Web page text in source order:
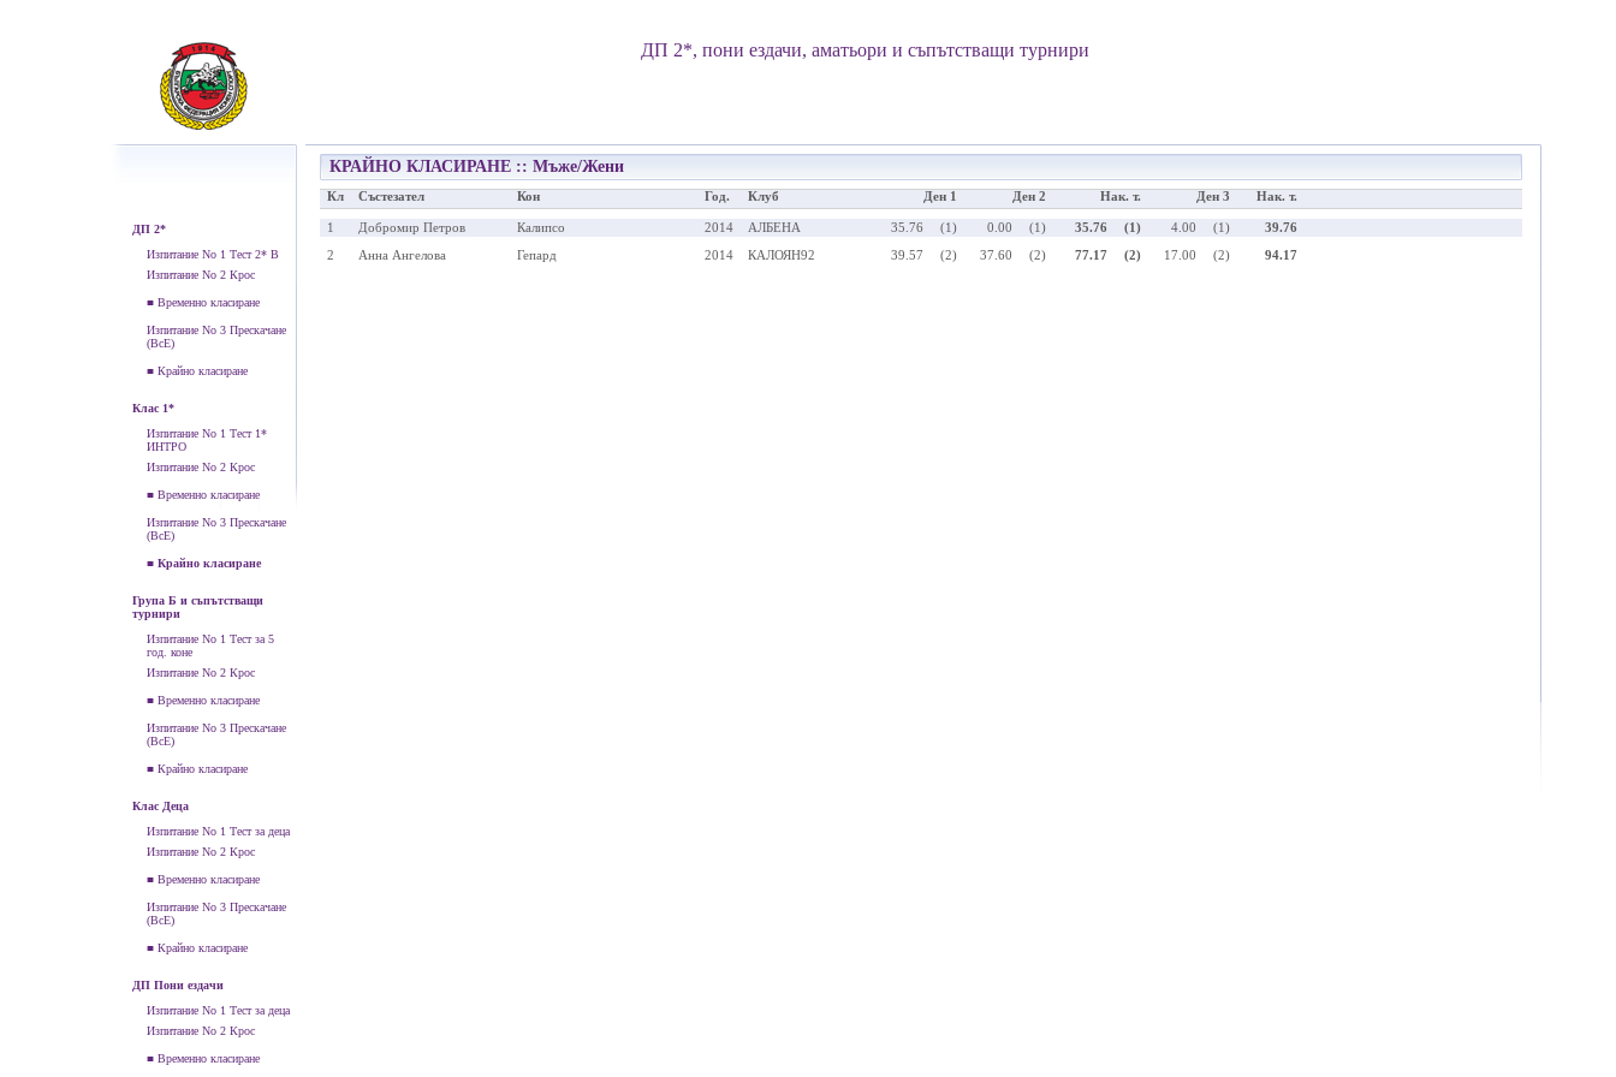
ДП 2*, пони ездачи, аматьори и съпътстващи турнири
ДП 2*
Изпитание No 1 Тест 2* В
Изпитание No 2 Крос
■ Временно класиране
Изпитание No 3 Прескачане
(ВсЕ)
■ Крайно класиране
Клас 1*
Изпитание No 1 Тест 1*
ИНТРО
Изпитание No 2 Крос
■ Временно класиране
Изпитание No 3 Прескачане
(ВсЕ)
■ Крайно класиране
Група Б и съпътстващи
турнири
Изпитание No 1 Тест за 5
год. коне
Изпитание No 2 Крос
■ Временно класиране
Изпитание No 3 Прескачане
(ВсЕ)
■ Крайно класиране
Клас Деца
Изпитание No 1 Тест за деца
Изпитание No 2 Крос
■ Временно класиране
Изпитание No 3 Прескачане
(ВсЕ)
■ Крайно класиране
ДП Пони ездачи
Изпитание No 1 Тест за деца
Изпитание No 2 Крос
■ Временно класиране
КРАЙНО КЛАСИРАНЕ :: Мъже/Жени
Кл Състезател Кон Год. Клуб Ден 1 Ден 2 Нак. т. Ден 3 Нак. т.
1 Добромир Петров Калипсо 2014 АЛБЕНА 35.76 (1) 0.00 (1) 35.76 (1) 4.00 (1)
39.76
2
Анна Ангелова Гепард 2014 КАЛОЯН92 39.57 (2) 37.60 (2) 77.17 (2) 17.00 (2) 94.17